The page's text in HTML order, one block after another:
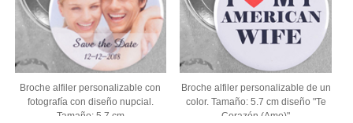
Broche alfiler personalizable con
fotografía con diseño nupcial.
Tamaño: 5.7 cm
Broche alfiler personalizable de un
color. Tamaño: 5.7 cm diseño "Te
Corazón (Amo)"